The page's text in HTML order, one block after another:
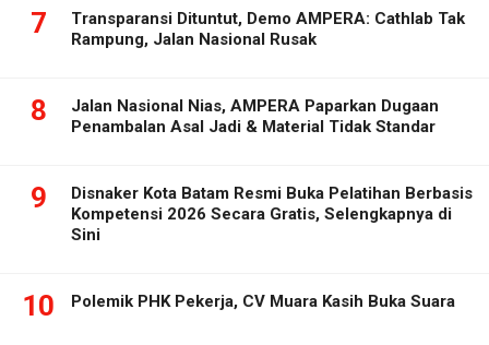
7
Transparansi Dituntut, Demo AMPERA: Cathlab Tak
Rampung, Jalan Nasional Rusak
8
Jalan Nasional Nias, AMPERA Paparkan Dugaan
Penambalan Asal Jadi & Material Tidak Standar
9
Disnaker Kota Batam Resmi Buka Pelatihan Berbasis
Kompetensi 2026 Secara Gratis, Selengkapnya di
Sini
10 Polemik PHK Pekerja, CV Muara Kasih Buka Suara